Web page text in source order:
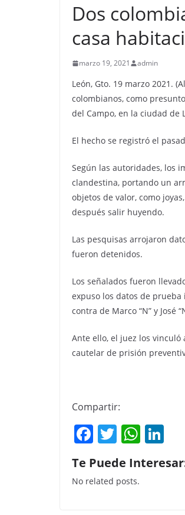
Dos
casa
marzo 19, 2021 admin
León, Gto. 19 marzo 2021.
colombianos, como
del Campo, en la ciudad de
El hecho se registró el
Según las autoridades, los
clandestina, portando un
objetos de valor, como
después salir huyendo.
Las pesquisas arrojaron
fueron detenidos.
Los señalados fueron
expuso los datos de
contra de Marco “N” y José
Ante ello, el juez los
cautelar de prisión
Compartir:
F
a
c
e
T
w
itt
er
W
h
at k
Te Puede
No related posts.